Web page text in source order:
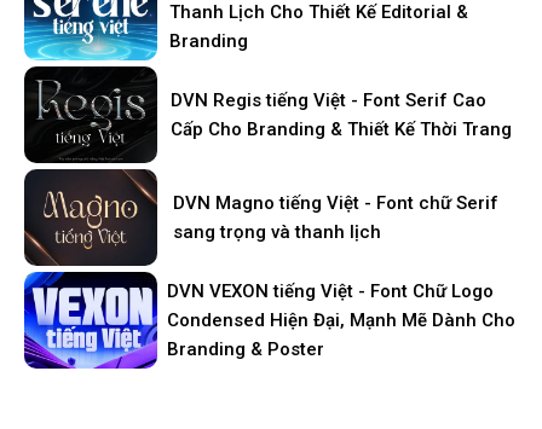
Thanh Lịch Cho Thiết Kế Editorial &
Branding
DVN Regis tiếng Việt - Font Serif Cao
Cấp Cho Branding & Thiết Kế Thời Trang
DVN Magno tiếng Việt - Font chữ Serif
sang trọng và thanh lịch
DVN VEXON tiếng Việt - Font Chữ Logo
Condensed Hiện Đại, Mạnh Mẽ Dành Cho
Branding & Poster